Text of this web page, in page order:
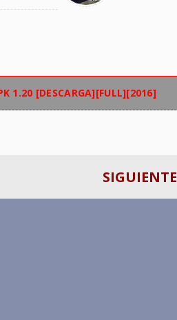
1.20 [DESCARGA][FULL][2016]
SIGUIENTE